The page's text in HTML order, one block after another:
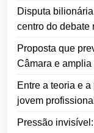
Disputa
centro do debate
Proposta que
Câmara e
Entre a teoria e
jovem
Pressão